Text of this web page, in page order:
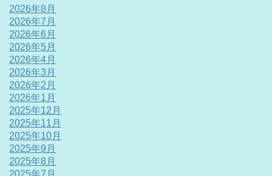
2026年8月
2026年7月
2026年6月
2026年5月
2026年4月
2026年3月
2026年2月
2026年1月
2025年12月
2025年11月
2025年10月
2025年9月
2025年8月